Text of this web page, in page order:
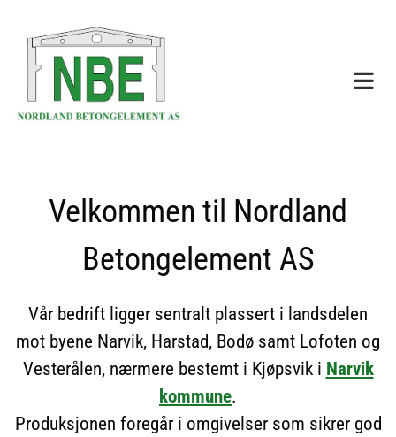
Velkommen til Nordland
Betongelement AS
Vår bedrift ligger sentralt plassert i landsdelen
mot byene Narvik, Harstad, Bodø samt Lofoten og
Vesterålen, nærmere bestemt i Kjøpsvik i Narvik
kommune.
Produksjonen foregår i omgivelser som sikrer god